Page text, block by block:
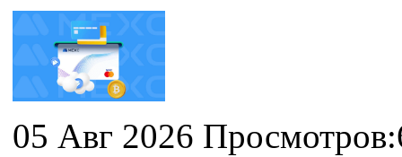
05 Авг 2026